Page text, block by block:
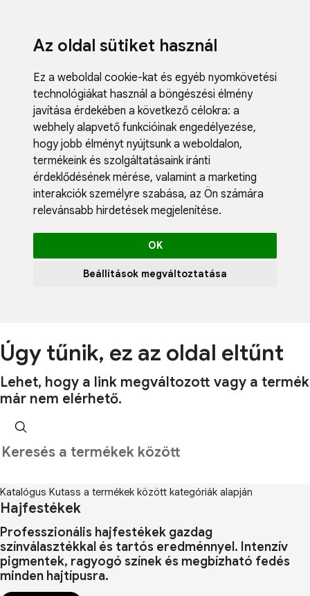
Az oldal sütiket használ
Ez a weboldal cookie-kat és egyéb nyomkövetési
technológiákat használ a böngészési élmény
javítása érdekében a következő célokra: a
webhely alapvető funkcióinak engedélyezése,
hogy jobb élményt nyújtsunk a weboldalon,
termékeink és szolgáltatásaink iránti
érdeklődésének mérése, valamint a marketing
interakciók személyre szabása, az Ön számára
relevánsabb hirdetések megjelenítése.
OK
Beállítások megváltoztatása
Blog
Úgy tűnik, ez az oldal eltűnt
Lehet, hogy a link megváltozott vagy a termék
már nem elérhető.
Katalógus Kutass a termékek között kategóriák alapján
Hajfestékek
Professzionális hajfestékek gazdag
színválasztékkal és tartós eredménnyel. Intenzív
pigmentek, ragyogó színek és megbízható fedés
minden hajtípusra.